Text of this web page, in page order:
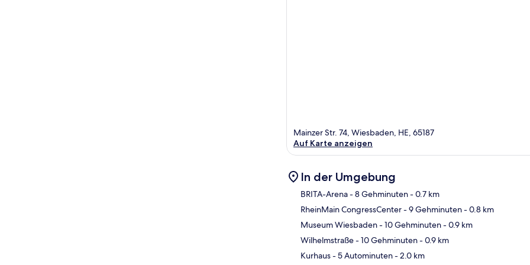
Mainzer Str. 74, Wiesbaden, HE, 65187
Auf Karte anzeigen
In der Umgebung
BRITA-Arena- 8 Gehminuten- 0.7 km
RheinMain CongressCenter- 9 Gehminuten- 0.8 km
Museum Wiesbaden- 10 Gehminuten- 0.9 km
Wilhelmstraße- 10 Gehminuten- 0.9 km
Kurhaus- 5 Autominuten- 2.0 km